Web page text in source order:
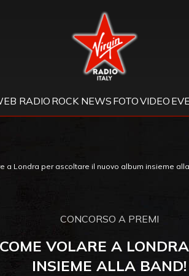
Virgin Radio
RADIO ROCK NEWS FOTOVIDEO
a Londra per ascoltare il nuovo album insieme
CONCORSO A PREMI
VOLARE A
INSIEME ALLA BAND!